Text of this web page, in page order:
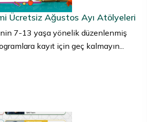
Ücretsiz Ağustos Ayı Atölyeleri
7-13 yaşa yönelik düzenlenmiş
kayıt için geç kalmayın...